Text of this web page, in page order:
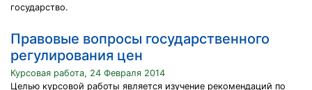
государство.
Правовые вопросы государственного
регулирования цен
Курсовая работа, 24 Февраля 2014
Целью курсовой работы является изучение рекомендаций по